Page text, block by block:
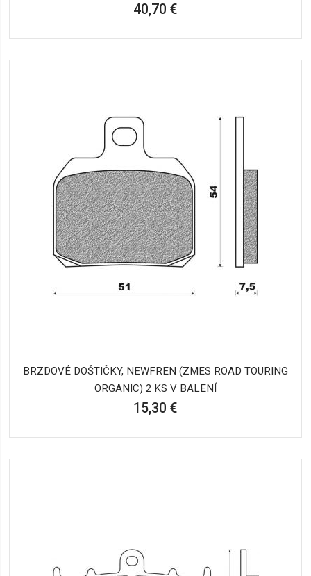
40,70 €
BRZDOVÉ DOŠTIČKY, NEWFREN (ZMES ROAD TOURING
ORGANIC) 2 KS V BALENÍ
15,30 €